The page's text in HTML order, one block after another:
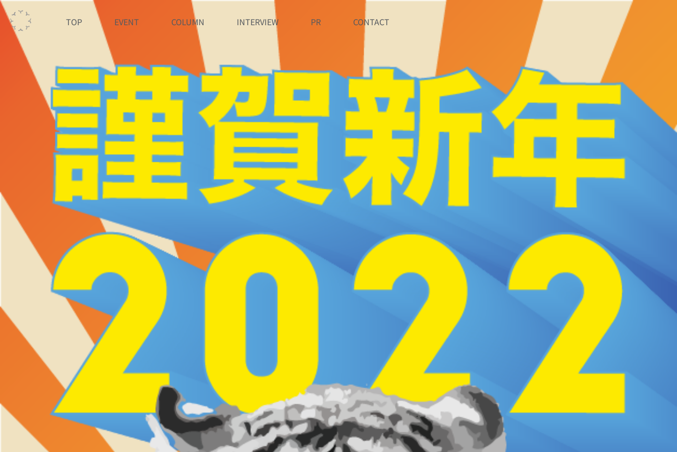
TOP EVENT COLUMN INTERVIEW PR CONTACT